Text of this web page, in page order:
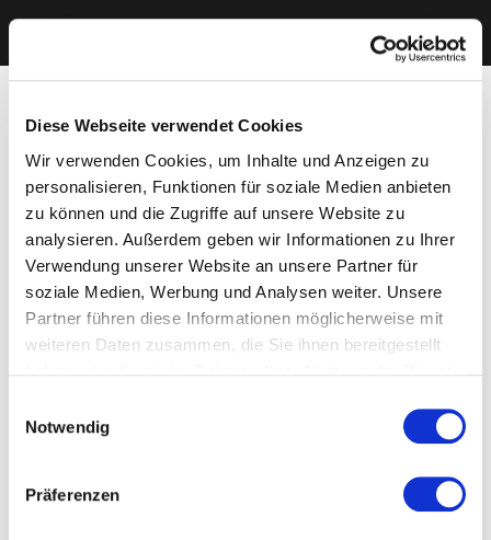
Diese Webseite verwendet Cookies
Wir verwenden Cookies, um Inhalte und Anzeigen zu
personalisieren, Funktionen für soziale Medien anbieten
zu können und die Zugriffe auf unsere Website zu
analysieren. Außerdem geben wir Informationen zu Ihrer
Verwendung unserer Website an unsere Partner für
soziale Medien, Werbung und Analysen weiter. Unsere
Partner führen diese Informationen möglicherweise mit
weiteren Daten zusammen, die Sie ihnen bereitgestellt
Cookies, wenn Sie unsere Webseite weiterhin nutzen.
Notwendig
Präferenzen